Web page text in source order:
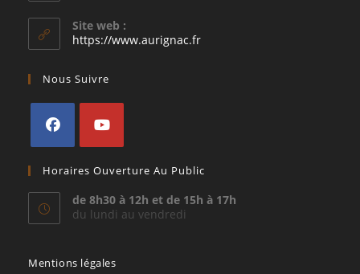
application
Site web :
https://www.aurignac.fr
Nous Suivre
dans
un
nouvel
dans
un
nouvel
Horaires Ouverture Au Public
de 8h30 à 12h et de 15h à 17h
du lundi au vendredi
Mentions légales